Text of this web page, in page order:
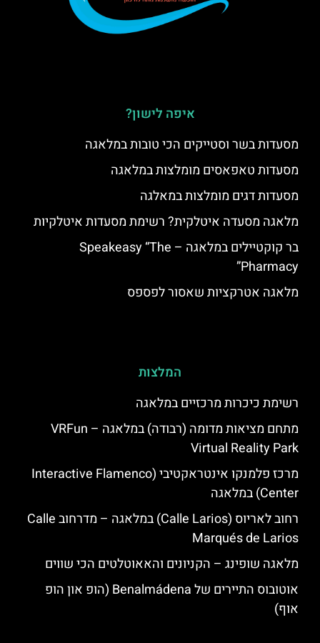
איפה לישון?
מסעדות בשר וסטייקים הכי טובות במלאגה
מסעדות טאפאסים מומלצות במלאגה
מסעדות דגים מומלצות במאלגה
מלאגה מסעדה איטלקית? רשימת מסעדות איטלקיות
בר קוקטיילים במלאגה – Speakeasy “The
Pharmacy”
מלאגה אטרקציות שאסור לפספס
המלצות
רשימת כיכרות מרכזיים במלאגה
מתחם מציאות מדומה (רבודה) במלאגה – VRFun
Virtual Reality Park
מרכז פלמנקו אינטראקטיבי (Interactive Flamenco
Center) במלאגה
רחוב לאריוס (Calle Larios) במלאגה – מדרחוב Calle
Marqués de Larios
מלאגה שופינג – הקניונים והאאוטלטים הכי שווים
אוטובוס התיירים של Benalmádena (הופ און הופ
אוף)